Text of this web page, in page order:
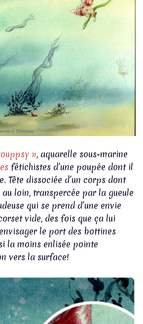
», aquarelle sous-marine
fétichistes d’une poupée dont il
Tête dissociée d’un corps dont
au loin, transpercée par la gueule
qui se prend d’une envie
vide, des fois que ça lui
le port des bottines
la moins enlisée pointe
vers la surface!